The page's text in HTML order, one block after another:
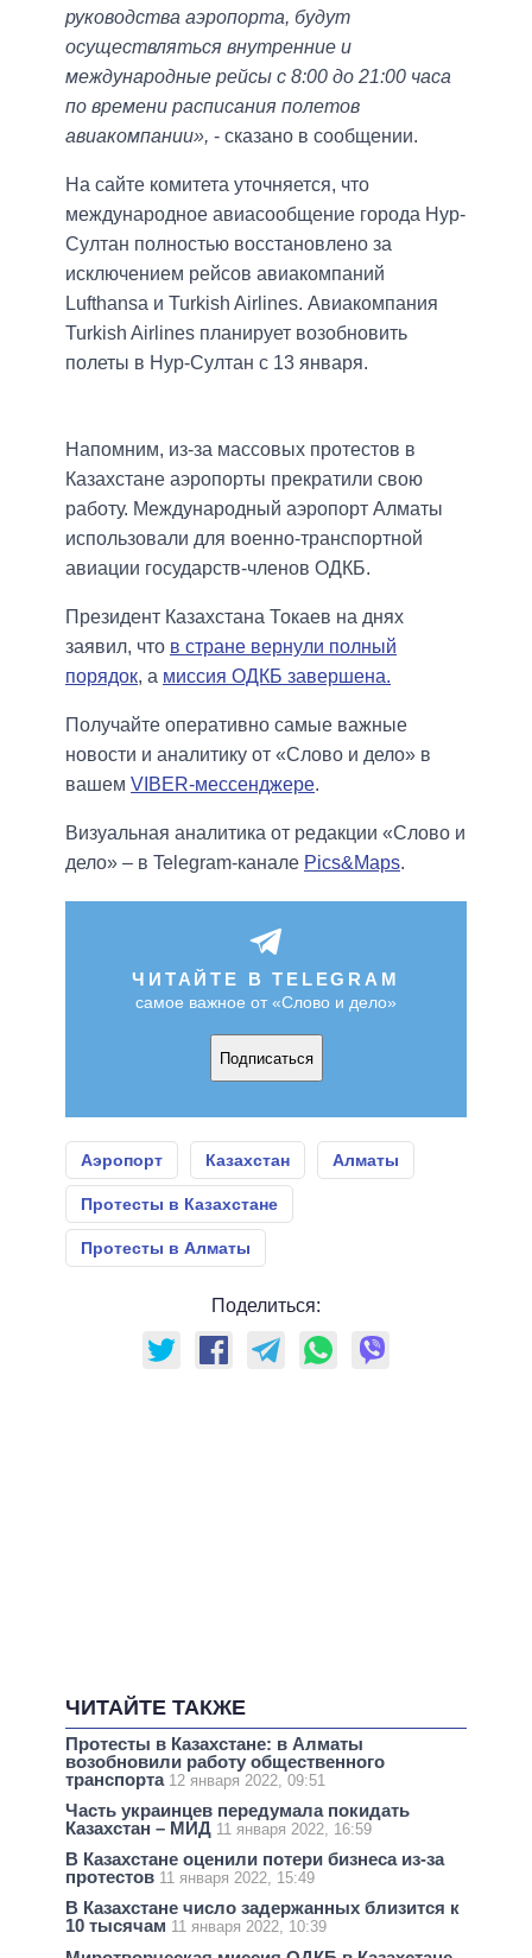
руководства аэропорта, будут
осуществляться внутренние и
международные рейсы с 8:00 до 21:00 часа
по времени расписания полетов
авиакомпании», - сказано в сообщении.
На сайте комитета уточняется, что
международное авиасообщение города Нур-
Султан полностью восстановлено за
исключением рейсов авиакомпаний
Lufthansa и Turkish Airlines. Авиакомпания
Turkish Airlines планирует возобновить
полеты в Нур-Султан с 13 января.
Напомним, из-за массовых протестов в
Казахстане аэропорты прекратили свою
работу. Международный аэропорт Алматы
использовали для военно-транспортной
авиации государств-членов ОДКБ.
Президент Казахстана Токаев на днях
заявил, что в стране вернули полный
порядок, а миссия ОДКБ завершена.
Получайте оперативно самые важные
новости и аналитику от «Слово и дело» в
вашем VIBER-мессенджере.
Визуальная аналитика от редакции «Слово и
дело» – в Telegram-канале Pics&Maps.
ЧИТАЙТЕ В TELEGRAM
самое важное от «Слово и дело»
Подписаться
Аэропорт Казахстан Алматы
Протесты в Казахстане
Протесты в Алматы
Поделиться:
ЧИТАЙТЕ ТАКЖЕ
Протесты в Казахстане: в Алматы
возобновили работу общественного
транспорта 12 января 2022, 09:51
Часть украинцев передумала покидать
Казахстан – МИД 11 января 2022, 16:59
В Казахстане оценили потери бизнеса из-за
протестов 11 января 2022, 15:49
В Казахстане число задержанных близится к
10 тысячам 11 января 2022, 10:39